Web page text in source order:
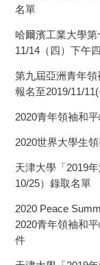
名單
哈爾濱工業大學第
11/14（四）下午
第九屆亞洲青年領
報名至2019/11/
2020⻘年領袖和
2020世界大學生
天津大學「2019
10/25）錄取名單
2020 Peace
2020⻘年領袖和
件